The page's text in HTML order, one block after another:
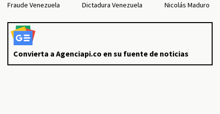
Fraude Venezuela
Dictadura Venezuela Nicolás Maduro
Convierta a Agenciapi.co en su fuente de noticias